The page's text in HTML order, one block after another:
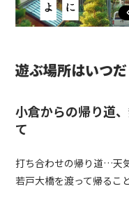
遊ぶ場所はいつ
小倉からの帰り道
て
打ち合わせの帰り道…天
若戸大橋を渡って帰るこ